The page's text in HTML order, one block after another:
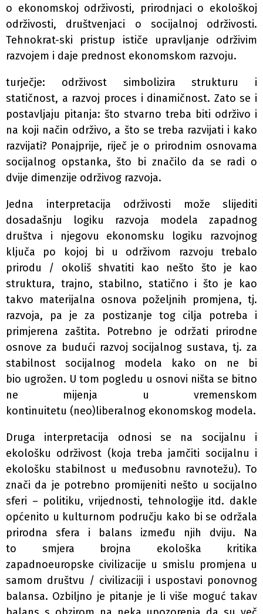
o ekonomskoj održivosti, prirodnjaci o ekološkoj
održivosti, društvenjaci o socijalnoj održivosti.
Tehnokrat-ski pristup ističe upravljanje održivim
razvojem i daje prednost ekonomskom razvoju.
turječje: održivost simbolizira strukturu i
statičnost, a razvoj proces i dinamičnost. Zato se i
postavljaju pitanja: što stvarno treba biti održivo i
na koji način održivo, a što se treba razvijati i kako
razvijati? Ponajprije, riječ je o prirodnim osnovama
socijalnog opstanka, što bi značilo da se radi o
dvije dimenzije održivog razvoja.
Jedna interpretacija održivosti može slijediti
dosadašnju logiku razvoja modela zapadnog
društva i njegovu ekonomsku logiku razvojnog
ključa po kojoj bi u održivom razvoju trebalo
prirodu / okoliš shvatiti kao nešto što je kao
struktura, trajno, stabilno, statično i što je kao
takvo materijalna osnova poželjnih promjena, tj.
razvoja, pa je za postizanje tog cilja potreba i
primjerena zaštita. Potrebno je održati prirodne
osnove za budući razvoj socijalnog sustava, tj. za
stabilnost socijalnog modela kako on ne bi
bio ugrožen. U tom pogledu u osnovi ništa se bitno
ne mijenja u vremenskom
kontinuitetu (neo)liberalnog ekonomskog modela.
Druga interpretacija odnosi se na socijalnu i
ekološku održivost (koja treba jamčiti socijalnu i
ekološku stabilnost u međusobnu ravnotežu). To
znači da je potrebno promijeniti nešto u socijalno
sferi – politiku, vrijednosti, tehnologije itd. dakle
općenito u kulturnom području kako bi se održala
prirodna sfera i balans između njih dviju. Na
to smjera brojna ekološka kritika
zapadnoeuropske civilizacije u smislu promjena u
samom društvu / civilizaciji i uspostavi ponovnog
balansa. Ozbiljno je pitanje je li više moguć takav